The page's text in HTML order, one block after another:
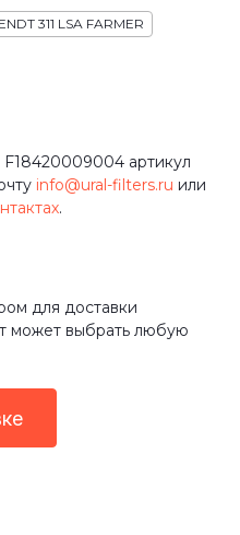
311 LSA FARMER
F18420009004 артикул
info@ural-filters.ru или
.
для доставки
может выбрать любую